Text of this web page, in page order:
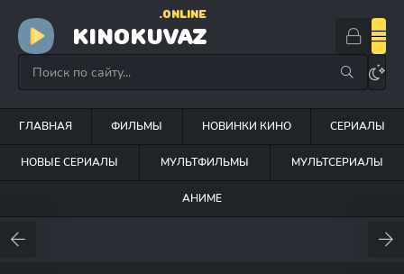
KINOKUVAZ
.ONLINE
ГЛАВНАЯ ФИЛЬМЫ НОВИНКИ КИНО СЕРИАЛЫ
НОВЫЕ СЕРИАЛЫ МУЛЬТФИЛЬМЫ МУЛЬТСЕРИАЛЫ
АНИМЕ